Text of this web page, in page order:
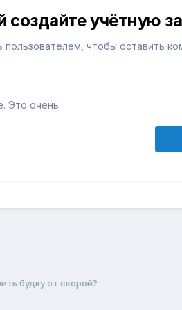
учётную
чтобы оставить
Это очень
будку от скорой?